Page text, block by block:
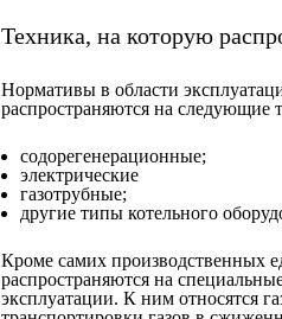
Техника, на которую
Нормативы в области
распространяются на следующие
содорегенерационные;
электрические
газотрубные;
другие типы котельного
Кроме самих производственных
распространяются на
эксплуатации. К ним относятся